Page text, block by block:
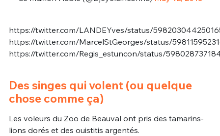
https://twitter.com/LANDEYves/status/
https://twitter.com/MarcelStGeorges/status/
https://twitter.com/Regis_estuncon/status/
Des singes qui volent (ou quelque
chose comme ça)
Les voleurs du Zoo de Beauval ont pris des tamarins-
lions dorés et des ouistitis argentés.